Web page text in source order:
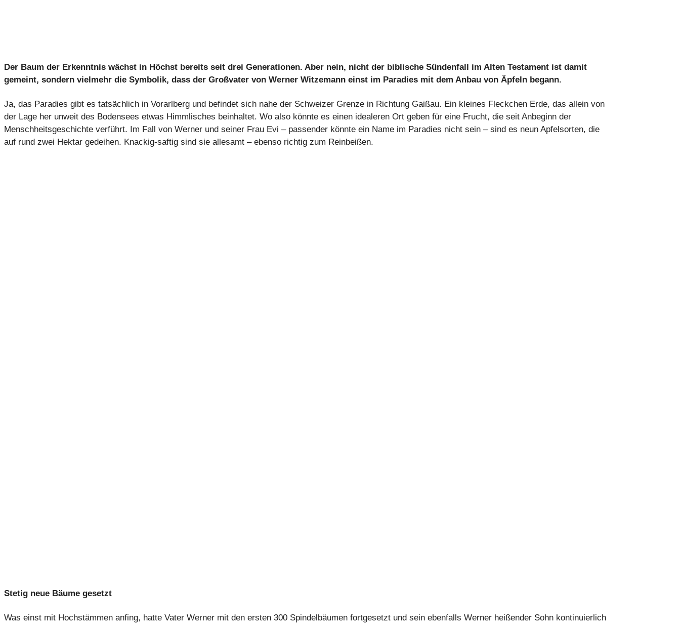
Der Baum der Erkenntnis wächst in Höchst bereits seit drei Generationen. Aber nein, nicht der biblische Sündenfall im Alten Testament ist damit
gemeint, sondern vielmehr die Symbolik, dass der Großvater von Werner Witzemann einst im Paradies mit dem Anbau von Äpfeln begann.
Ja, das Paradies gibt es tatsächlich in Vorarlberg und befindet sich nahe der Schweizer Grenze in Richtung Gaißau. Ein kleines Fleckchen Erde, das allein von
der Lage her unweit des Bodensees etwas Himmlisches beinhaltet. Wo also könnte es einen idealeren Ort geben für eine Frucht, die seit Anbeginn der
Menschheitsgeschichte verführt. Im Fall von Werner und seiner Frau Evi – passender könnte ein Name im Paradies nicht sein – sind es neun Apfelsorten, die
auf rund zwei Hektar gedeihen. Knackig-saftig sind sie allesamt – ebenso richtig zum Reinbeißen.
Stetig neue Bäume gesetzt
Was einst mit Hochstämmen anfing, hatte Vater Werner mit den ersten 300 Spindelbäumen fortgesetzt und sein ebenfalls Werner heißender Sohn kontinuierlich